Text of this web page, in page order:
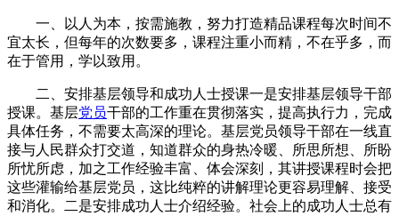
一、以人为本，按需施教，努力打造精品课程每次时间不
宜太长，但每年的次数要多，课程注重小而精，不在乎多，而
在于管用，学以致用。
二、安排基层领导和成功人士授课一是安排基层领导干部
授课。基层党员干部的工作重在贯彻落实，提高执行力，完成
具体任务，不需要太高深的理论。基层党员领导干部在一线直
接与人民群众打交道，知道群众的身热冷暖、所思所想、所盼
所忧所虑，加之工作经验丰富、体会深刻，其讲授课程时会把
这些灌输给基层党员，这比纯粹的讲解理论更容易理解、接受
和消化。二是安排成功人士介绍经验。社会上的成功人士总有